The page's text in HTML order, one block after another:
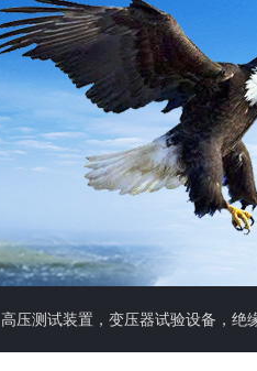
高压测试装置，变压器试验设备，绝